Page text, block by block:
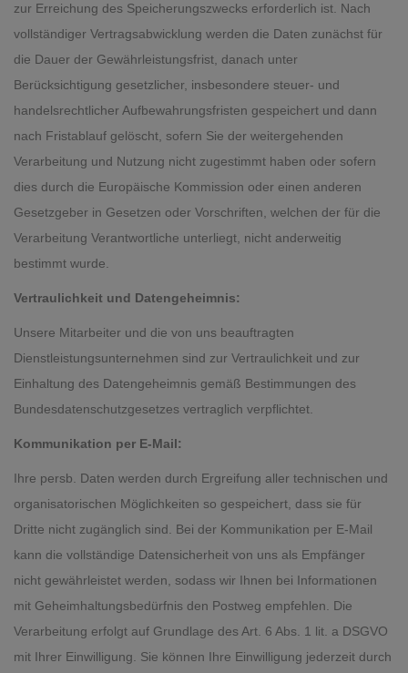
zur Erreichung des Speicherungszwecks erforderlich ist. Nach
vollständiger Vertragsabwicklung werden die Daten zunächst für
die Dauer der Gewährleistungsfrist, danach unter
Berücksichtigung gesetzlicher, insbesondere steuer- und
handelsrechtlicher Aufbewahrungsfristen gespeichert und dann
nach Fristablauf gelöscht, sofern Sie der weitergehenden
Verarbeitung und Nutzung nicht zugestimmt haben oder sofern
dies durch die Europäische Kommission oder einen anderen
Gesetzgeber in Gesetzen oder Vorschriften, welchen der für die
Verarbeitung Verantwortliche unterliegt, nicht anderweitig
bestimmt wurde.
Vertraulichkeit und Datengeheimnis:
Unsere Mitarbeiter und die von uns beauftragten
Dienstleistungsunternehmen sind zur Vertraulichkeit und zur
Einhaltung des Datengeheimnis gemäß Bestimmungen des
Bundesdatenschutzgesetzes vertraglich verpflichtet.
Kommunikation per E-Mail:
Ihre persb. Daten werden durch Ergreifung aller technischen und
organisatorischen Möglichkeiten so gespeichert, dass sie für
Dritte nicht zugänglich sind. Bei der Kommunikation per E-Mail
kann die vollständige Datensicherheit von uns als Empfänger
nicht gewährleistet werden, sodass wir Ihnen bei Informationen
mit Geheimhaltungsbedürfnis den Postweg empfehlen. Die
Verarbeitung erfolgt auf Grundlage des Art. 6 Abs. 1 lit. a DSGVO
mit Ihrer Einwilligung. Sie können Ihre Einwilligung jederzeit durch